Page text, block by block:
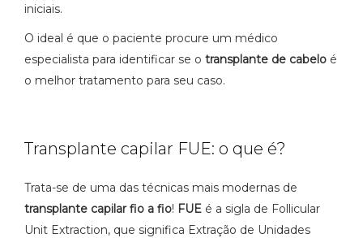
iniciais.
O ideal é que o paciente procure um médico
especialista para identificar se o transplante de cabelo é
o melhor tratamento para seu caso.
Transplante capilar FUE: o que é?
Trata-se de uma das técnicas mais modernas de
transplante capilar fio a fio! FUE é a sigla de Follicular
Unit Extraction, que significa Extração de Unidades